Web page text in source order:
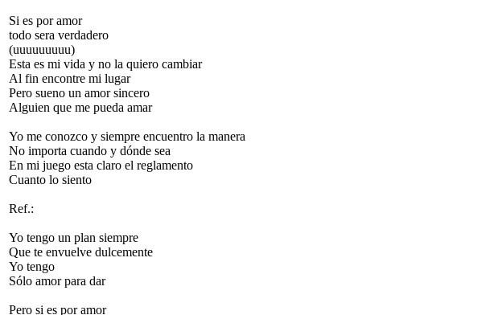
Si es por amor
todo sera verdadero
(uuuuuuuuu)
Esta es mi vida y no la quiero cambiar
Al fin encontre mi lugar
Pero sueno un amor sincero
Alguien que me pueda amar
Yo me conozco y siempre encuentro la manera
No importa cuando y dónde sea
En mi juego esta claro el reglamento
Cuanto lo siento
Ref.:
Yo tengo un plan siempre
Que te envuelve dulcemente
Yo tengo
Sólo amor para dar
Pero si es por amor